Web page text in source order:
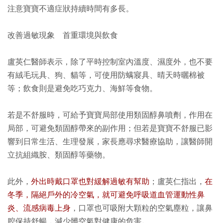
注意寶寶不適症狀持續時間有多長。
改善過敏現象 首重環境與飲食
盧英仁醫師表示，除了平時控制室內溫度、濕度外，也不要
有絨毛玩具、狗、貓等，可使用防螨寢具、晴天時曬棉被
等；飲食則是避免吃巧克力、海鮮等食物。
若是不舒服時，可給予寶寶局部使用類固醇鼻噴劑，作用在
局部，可避免類固醇帶來的副作用；但若是寶寶不舒服已影
響到日常生活、生理發展，家長應尋求醫療協助，讓醫師開
立抗組織胺、類固醇等藥物。
此外， 外出時戴口罩也對緩解過敏有幫助 ；盧英仁指出， 在
冬季，隔絕戶外的冷空氣，就可避免呼吸道血管運動性鼻
炎、流感病毒上身 ，口罩也可吸附大顆粒的空氣塵粒，讓鼻